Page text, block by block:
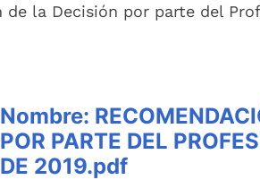
de la Decisión por parte del
Nombre:
POR PARTE DEL
DE 2019.pdf